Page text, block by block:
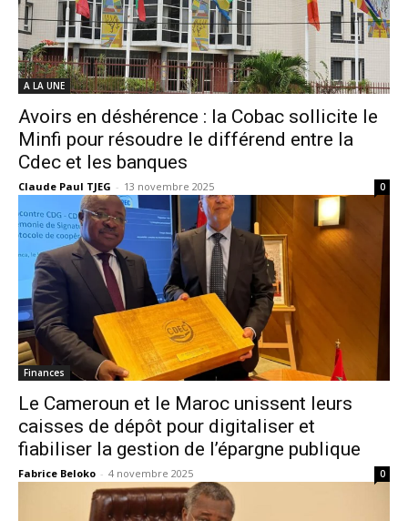
A LA UNE
Avoirs en déshérence : la Cobac sollicite le
Minfi pour résoudre le différend entre la
Cdec et les banques
Claude Paul TJEG - 13 novembre 2025 0
Finances
Le Cameroun et le Maroc unissent leurs
caisses de dépôt pour digitaliser et
fiabiliser la gestion de l’épargne publique
Fabrice Beloko - 4 novembre 2025 0